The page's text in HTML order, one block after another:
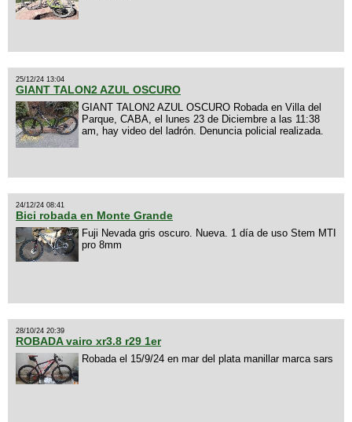
25/12/24 13:04
GIANT TALON2 AZUL OSCURO
GIANT TALON2 AZUL OSCURO Robada en Villa del
Parque, CABA, el lunes 23 de Diciembre a las 11:38
am, hay video del ladrón. Denuncia policial realizada.
24/12/24 08:41
Bici robada en Monte Grande
Fuji Nevada gris oscuro. Nueva. 1 día de uso Stem MTI
pro 8mm
28/10/24 20:39
ROBADA vairo xr3.8 r29 1er
Robada el 15/9/24 en mar del plata manillar marca sars